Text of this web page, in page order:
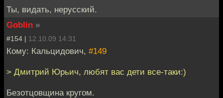
Ты, видать, нерусский.
Goblin »
#154 | 12.10.09 14:31
Кому: Кальцидович, #149
> Дмитрий Юрьич, любят вас дети все-таки:)
Безотцовщина кругом.